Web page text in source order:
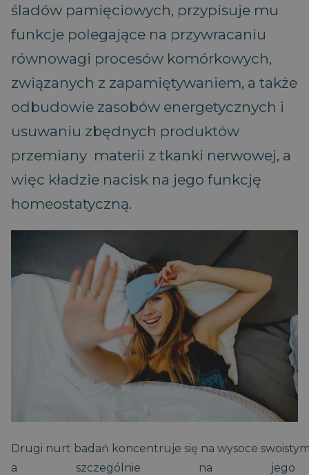
śladów pamięciowych, przypisuje mu
funkcje polegające na przywracaniu
równowagi procesów komórkowych,
związanych z zapamiętywaniem, a także
odbudowie zasobów energetycznych i
usuwaniu zbędnych produktów
przemiany materii z tkanki nerwowej, a
więc kładzie nacisk na jego funkcję
homeostatyczną.
Drugi nurt badań koncentruje się na wysoce
a szczególnie na jego